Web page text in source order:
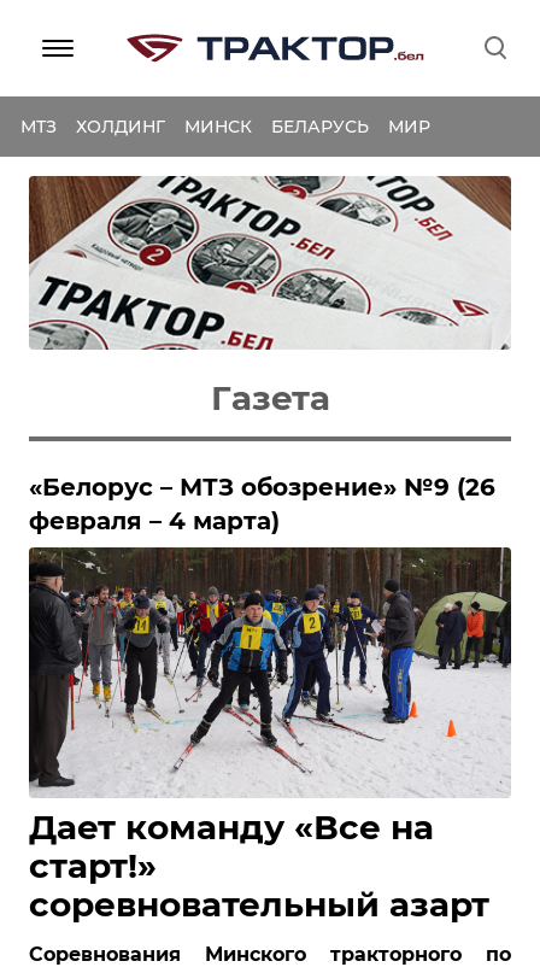
МТЗ ХОЛДИНГ МИНСК БЕЛАРУСЬ МИР
Газета
«Белорус – МТЗ обозрение» №9 (26
февраля – 4 марта)
Дает команду «Все на
старт!»
соревновательный азарт
Соревнования Минского тракторного по